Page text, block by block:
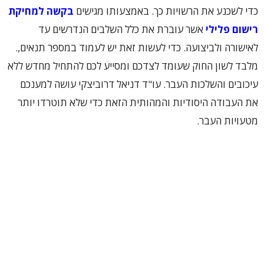
כדי לשכנע את הרשויות כך. באמצעותו מגישים בקשה למחיקת
רישום פלילי אשר עוברת את כלל השלבים הנדרשים עד
לאישורה ולביצועה. כדי לעשות זאת יש לעמוד במספר תנאים,.
מלבד לשון החוק שעומד לצדכם ומסייע לכם להתחיל מחדש ללא
עיכובים והשלכות העבר. עו"ד דניאל דרוביצקי עושה למענכם
את העבודה היסודיות והמהותית הזאת כדי שלא תוטרדו יותר
מטעויות העבר.